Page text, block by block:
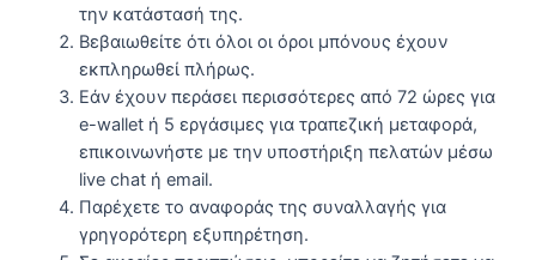
την κατάστασή της.
Βεβαιωθείτε ότι όλοι οι όροι μπόνους έχουν
εκπληρωθεί πλήρως.
Εάν έχουν περάσει περισσότερες από 72 ώρες για
e-wallet ή 5 εργάσιμες για τραπεζική μεταφορά,
επικοινωνήστε με την υποστήριξη πελατών μέσω
live chat ή email.
Παρέχετε το αναφοράς της συναλλαγής για
γρηγορότερη εξυπηρέτηση.